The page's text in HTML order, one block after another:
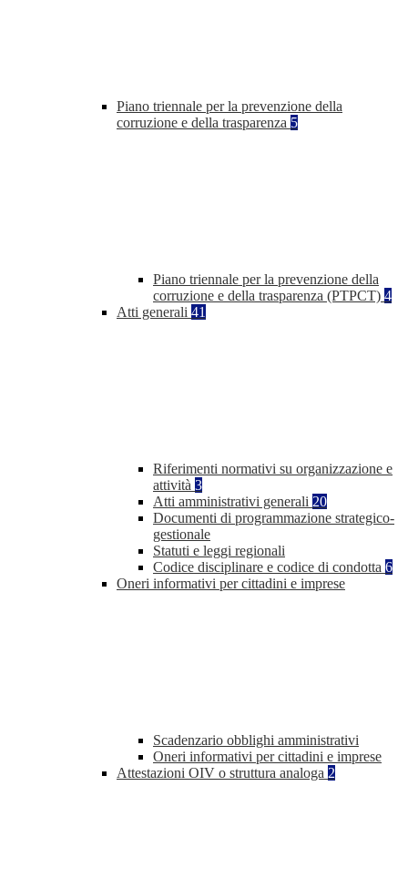
Piano triennale per la prevenzione della
corruzione e della trasparenza 5
Piano triennale per la prevenzione della
corruzione e della trasparenza (PTPCT) 4
Atti generali 41
Riferimenti normativi su organizzazione e
attività 3
Atti amministrativi generali 20
Documenti di programmazione strategico-
gestionale
Statuti e leggi regionali
Codice disciplinare e codice di condotta 6
Oneri informativi per cittadini e imprese
Scadenzario obblighi amministrativi
Oneri informativi per cittadini e imprese
Attestazioni OIV o struttura analoga 2